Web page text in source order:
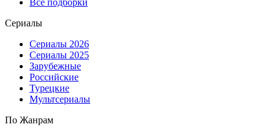
Все подборки
Сериалы
Сериалы 2026
Сериалы 2025
Зарубежные
Российские
Турецкие
Мультсериалы
По Жанрам